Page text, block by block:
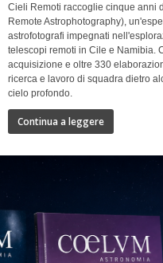
Cieli Remoti raccoglie cinque anni
Remote Astrophotography),
astrofotografi impegnati
telescopi remoti in Cile e Namibia.
acquisizione e oltre 330
ricerca e lavoro di squadra dietro
cielo profondo.
Continua a leggere